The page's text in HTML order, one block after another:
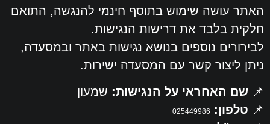
האתר עושה שימוש בתוסף חינמי להנגשה, התואם
חלקית בלבד את דרישות הנגישות.
לבירורים נוספים בנושא נגישות באתר ובמסעדה,
ניתן ליצור קשר עם המסעדה ישירות.
📌 שם האחראי על הנגישות: שמעון
📌 טלפון: 025449986